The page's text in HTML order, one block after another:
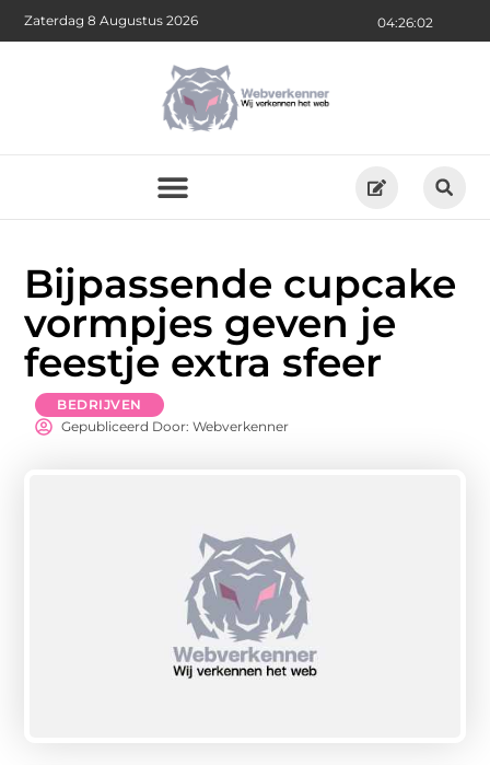
04:26:03
Zaterdag 8 Augustus 2026
Bijpassende cupcake
vormpjes geven je
feestje extra sfeer
BEDRIJVEN
Gepubliceerd Door: Webverkenner